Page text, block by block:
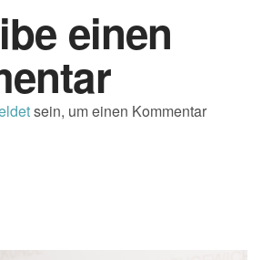
einen
sein, um einen Kommentar